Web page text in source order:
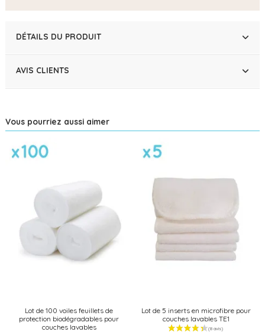
DÉTAILS DU PRODUIT
AVIS CLIENTS
Vous pourriez aussi aimer
Lot de 100 voiles feuillets de
protection biodégradables pour
couches lavables
Lot de 5 inserts en microfibre pour
couches lavables TE1